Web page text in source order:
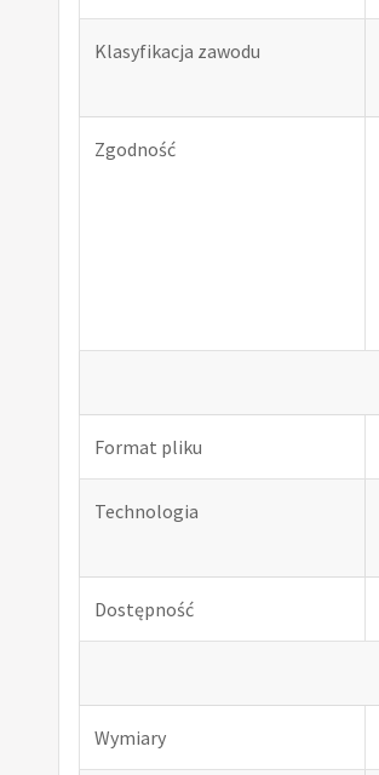
Klasyfikacja zawodu
Zgodność
Format pliku
Technologia
Dostępność
Wymiary